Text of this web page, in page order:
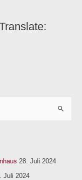
28. Juli 2024
Juli 2024